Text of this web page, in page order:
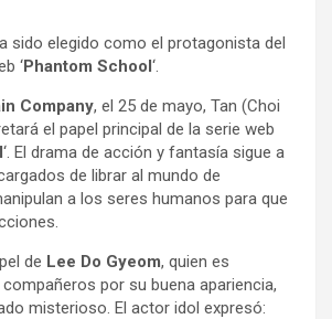
sido elegido como el protagonista del
‘Phantom School‘.
Company, el 25 de mayo, Tan (Choi
el papel principal de la serie web
‘. El drama de acción y fantasía sigue a
de librar al mundo de
a los seres humanos para que
de Lee Do Gyeom, quien es
por su buena apariencia,
misterioso. El actor idol expresó: